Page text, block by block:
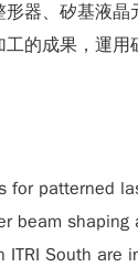
器、矽基液
的成果，運
patterned
beam
South are